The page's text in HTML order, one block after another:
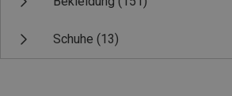
Schuhe (13)